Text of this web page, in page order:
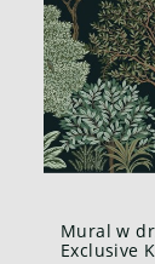
Mural w
Exclusive